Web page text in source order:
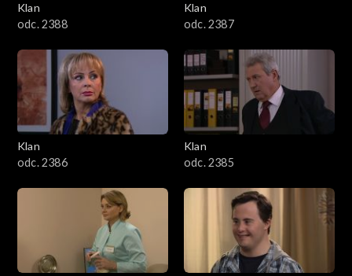
2301–2400
2201–2300
2101–2200
2001–2100
1901–2000
1701–1800
Klan
odc. 2388
Klan
odc. 2387
Klan
odc. 2386
Klan
odc. 2385